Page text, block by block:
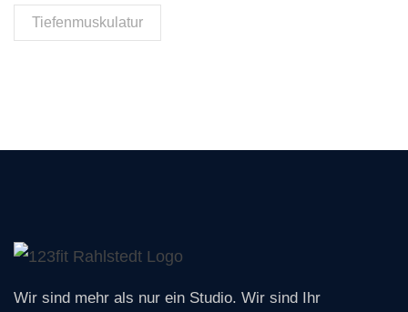
Tiefenmuskulatur
Wir sind mehr als nur ein Studio. Wir sind Ihr